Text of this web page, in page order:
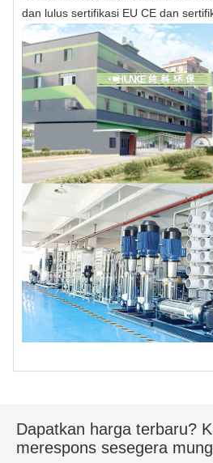
dan lulus sertifikasi EU CE dan
Dapatkan harga terbaru?
merespons sesegera